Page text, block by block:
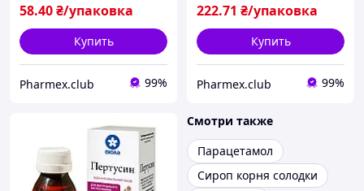
58.40₴/упаковка
Купить
Pharmex.club 99%
222.71 ₴/упаковка
Купить
Pharmex.club 99%
Смотри также
Парацетамол
Сироп корня солодки